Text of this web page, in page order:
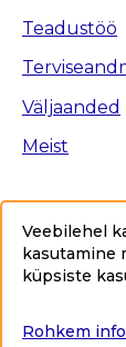
Teadustöö
Väljaanded
Meist
Copyright ©
Veebilehel
kasutamine
küpsiste
Rohkem